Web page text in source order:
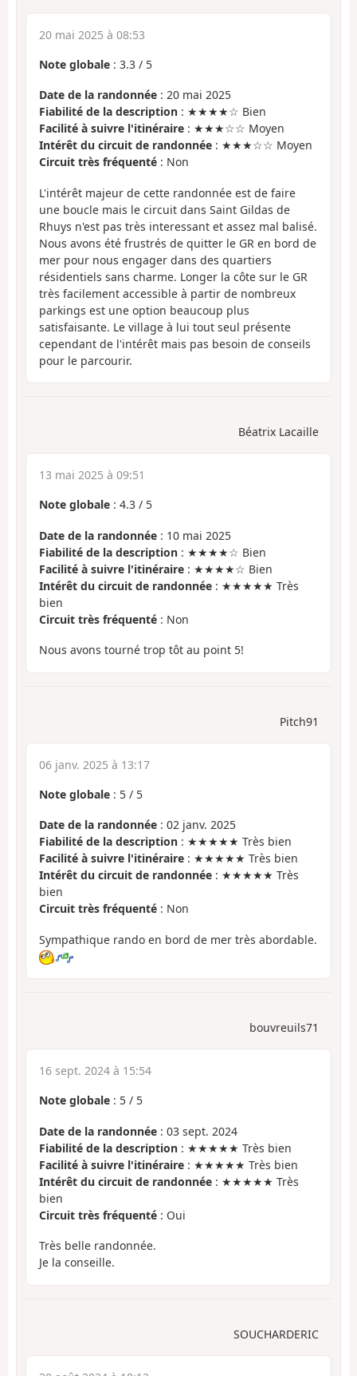
20 mai 2025 à 08:53
Note globale : 3.3 / 5
Date de la randonnée : 20 mai 2025
Fiabilité de la description : ★★★★☆ Bien
Facilité à suivre l'itinéraire : ★★★☆☆ Moyen
Intérêt du circuit de randonnée : ★★★☆☆ Moyen
Circuit très fréquenté : Non
L'intérêt majeur de cette randonnée est de faire
une boucle mais le circuit dans Saint Gildas de
Rhuys n'est pas très interessant et assez mal balisé.
Nous avons été frustrés de quitter le GR en bord de
mer pour nous engager dans des quartiers
résidentiels sans charme. Longer la côte sur le GR
très facilement accessible à partir de nombreux
parkings est une option beaucoup plus
satisfaisante. Le village à lui tout seul présente
cependant de l'intérêt mais pas besoin de conseils
pour le parcourir.
Béatrix Lacaille
13 mai 2025 à 09:51
Note globale : 4.3 / 5
Date de la randonnée : 10 mai 2025
Fiabilité de la description : ★★★★☆ Bien
Facilité à suivre l'itinéraire : ★★★★☆ Bien
Intérêt du circuit de randonnée : ★★★★★ Très
bien
Circuit très fréquenté : Non
Nous avons tourné trop tôt au point 5!
Pitch91
06 janv. 2025 à 13:17
Note globale : 5 / 5
Date de la randonnée : 02 janv. 2025
Fiabilité de la description : ★★★★★ Très bien
Facilité à suivre l'itinéraire : ★★★★★ Très bien
Intérêt du circuit de randonnée : ★★★★★ Très
bien
Circuit très fréquenté : Non
Sympathique rando en bord de mer très abordable.
bouvreuils71
16 sept. 2024 à 15:54
Note globale : 5 / 5
Date de la randonnée : 03 sept. 2024
Fiabilité de la description : ★★★★★ Très bien
Facilité à suivre l'itinéraire : ★★★★★ Très bien
Intérêt du circuit de randonnée : ★★★★★ Très
bien
Circuit très fréquenté : Oui
Très belle randonnée.
Je la conseille.
SOUCHARDERIC